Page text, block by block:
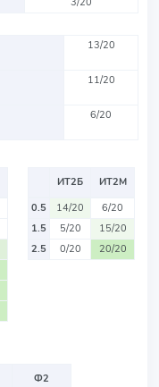
13/20
11/20
6/20
ИТ2Б
ИТ2М
0.5
14/20
6/20
1.5
5/20
15/20
2.5
0/20 20/20
Ф2